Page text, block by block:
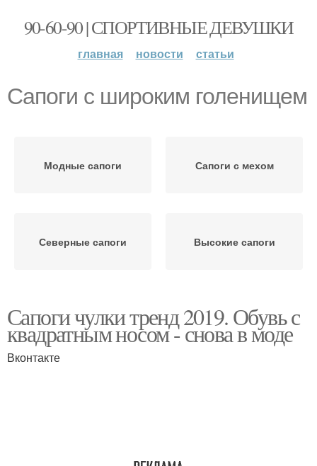
90-60-90 | СПОРТИВНЫЕ ДЕВУШКИ
главная новости статьи
Сапоги с широким голенищем
Модные сапоги Сапоги с мехом
Северные сапоги Высокие сапоги
Сапоги чулки тренд 2019. Обувь с
квадратным носом - снова в моде
Вконтакте